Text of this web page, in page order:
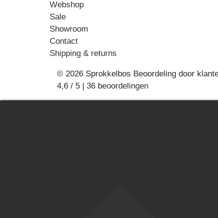
Webshop
Sale
Showroom
Contact
Shipping & returns
© 2026 Sprokkelbos Beoordeling door
4,6 / 5 | 36 beoordelingen